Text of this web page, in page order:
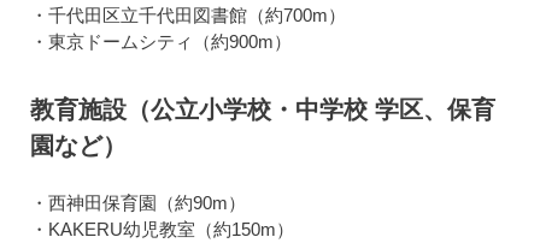
・千代田区立千代田図書館（約700m）
・東京ドームシティ（約900m）
教育施設（公立小学校・中学校 学区、保育
園など）
・西神田保育園（約90m）
・KAKERU幼児教室（約150m）